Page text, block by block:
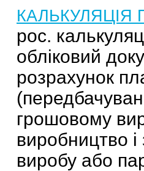
КАЛЬКУЛЯЦІЯ
рос.
обліковий
розрахунок
грошовому
виробництво і
виробу або